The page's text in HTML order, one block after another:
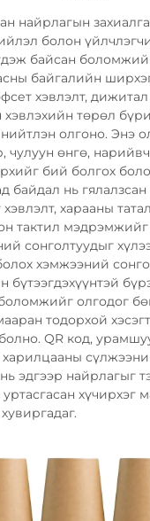
найрлагын
болон
байсан
байгалийн
хэвлэлт,
хэвлэхийн төрөл
олгоно. Энэ
чулуун өнгө,
бий болгох
байдал нь гялалзсан
харааны
тактил
сонголтуудыг
хэмжээний
бүтээгдэхүүнтэй
олгодог
тодорхой
QR код,
эдгээр найрлагыг
уртасгасан хүчирхэг